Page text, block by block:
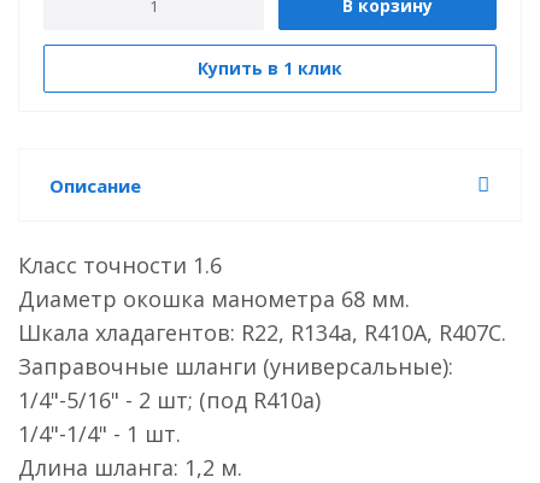
В корзину
Купить в 1 клик
Описание
Класс точности 1.6
Диаметр окошка манометра 68 мм.
Шкала хладагентов: R22, R134a, R410A, R407C.
Заправочные шланги (универсальные):
1/4"-5/16" - 2 шт; (под R410a)
1/4"-1/4" - 1 шт.
Длина шланга: 1,2 м.